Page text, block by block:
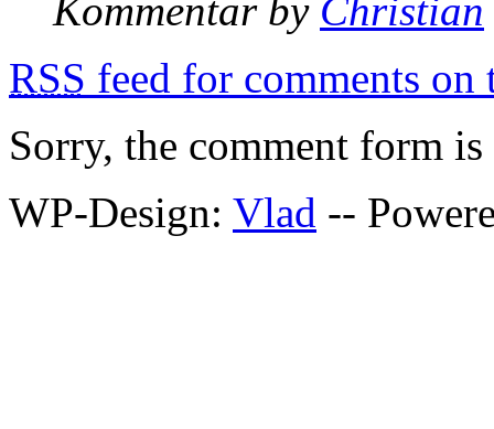
Kommentar by Christian
RSS feed for comments on
Sorry, the comment form
WP-Design: Vlad --